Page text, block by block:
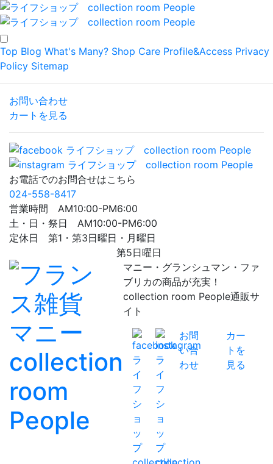
Top Blog What's Many? Shop Care Profile&Access Privacy
Policy Sitemap
お問い合わせ
カートを見る
お電話でのお問合せはこちら
024-558-8417
営業時間 AM10:00-PM6:00
土・日・祭日 AM10:00-PM6:00
定休日 第1・第3日曜日・月曜日
第5日曜日
マニー・グランシュマン・ファ
ブリカの商品が充実！
collection room People通販サ
イト
お問
い合
わせ
カー
トを
見る